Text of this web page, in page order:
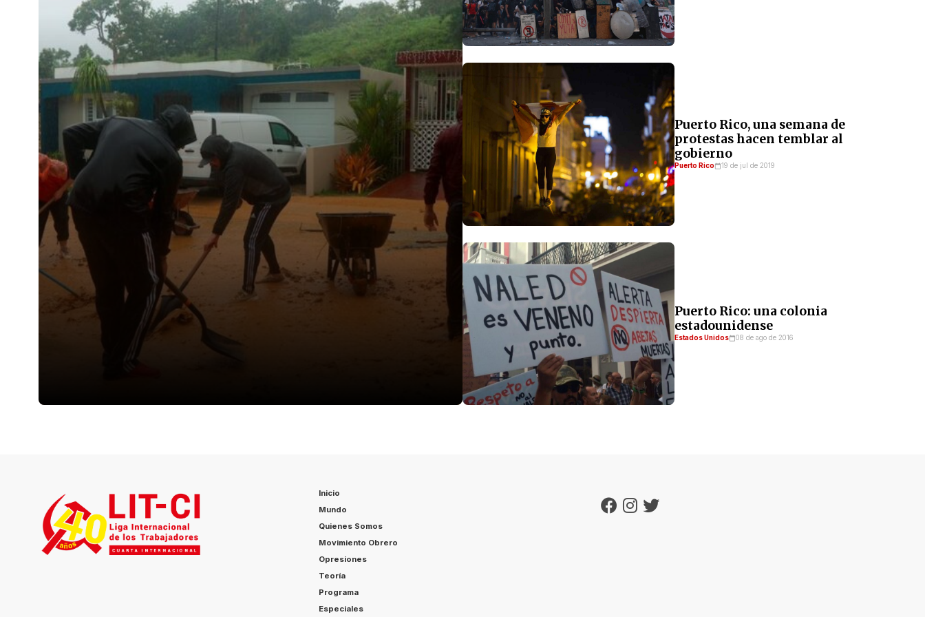
Puerto Rico, una semana de
protestas hacen temblar al
gobierno
Puerto Rico 19 de jul de 2019
Puerto Rico: una colonia
estadounidense
Estados Unidos 08 de ago de 2016
Inicio
Mundo
Quienes Somos
Movimiento Obrero
Opresiones
Teoría
Programa
Especiales